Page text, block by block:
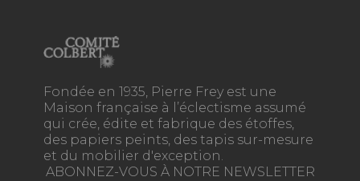
Fondée en 1935, Pierre Frey est une
Maison française à l’éclectisme assumé
qui crée, édite et fabrique des étoffes,
des papiers peints, des tapis sur-mesure
et du mobilier d'exception.
ABONNEZ-VOUS À NOTRE NEWSLETTER